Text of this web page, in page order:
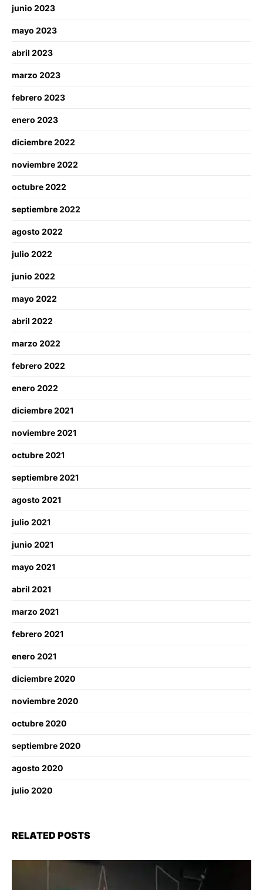
junio 2023
mayo 2023
abril 2023
marzo 2023
febrero 2023
enero 2023
diciembre 2022
noviembre 2022
octubre 2022
septiembre 2022
agosto 2022
julio 2022
junio 2022
mayo 2022
abril 2022
marzo 2022
febrero 2022
enero 2022
diciembre 2021
noviembre 2021
octubre 2021
septiembre 2021
agosto 2021
julio 2021
junio 2021
mayo 2021
abril 2021
marzo 2021
febrero 2021
enero 2021
diciembre 2020
noviembre 2020
octubre 2020
septiembre 2020
agosto 2020
julio 2020
RELATED POSTS